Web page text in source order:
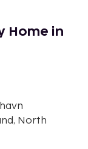
-
på
Home in
North